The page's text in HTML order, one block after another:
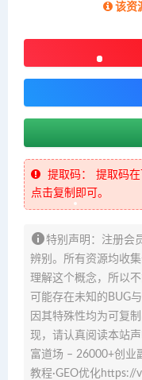
该资
提取码：
提取码在
点击复制即可。
特别声明：注册会
辨别。所有资源均收
理解这个概念，所以
可能存在未知的BUG
因其特殊性均为可复
现，请认真阅读本站
富道场 – 26000+创业
教程·GEO优化https://